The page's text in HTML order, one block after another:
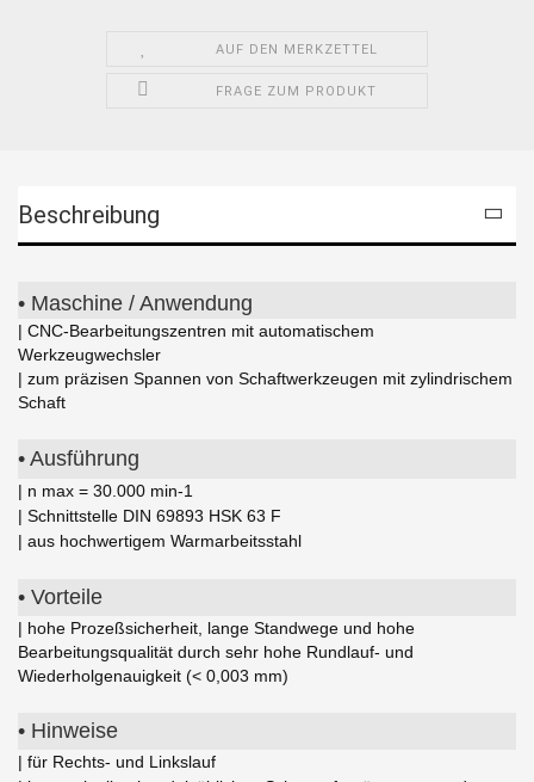
AUF DEN MERKZETTEL
FRAGE ZUM PRODUKT
Beschreibung
• Maschine / Anwendung
| CNC-Bearbeitungszentren mit automatischem
Werkzeugwechsler
| zum präzisen Spannen von Schaftwerkzeugen mit zylindrischem
Schaft
• Ausführung
| n max = 30.000 min-1
| Schnittstelle DIN 69893 HSK 63 F
| aus hochwertigem Warmarbeitsstahl
• Vorteile
| hohe Prozeßsicherheit, lange Standwege und hohe
Bearbeitungsqualität durch sehr hohe Rundlauf- und
Wiederholgenauigkeit (< 0,003 mm)
• Hinweise
| für Rechts- und Linkslauf